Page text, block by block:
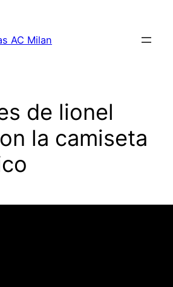
AC Milan
de lionel
la camiseta